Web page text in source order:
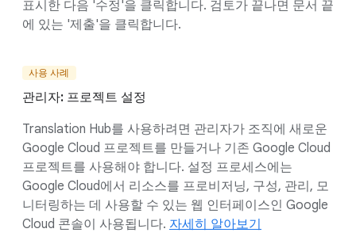
표시한 다음 '수정'을 클릭합니다. 검토가 끝나면 문서 끝
에 있는 '제출'을 클릭합니다.
사용 사례
관리자: 프로젝트 설정
Translation Hub를 사용하려면 관리자가 조직에 새로운
Google Cloud 프로젝트를 만들거나 기존 Google Cloud
프로젝트를 사용해야 합니다. 설정 프로세스에는
Google Cloud에서 리소스를 프로비저닝, 구성, 관리, 모
니터링하는 데 사용할 수 있는 웹 인터페이스인 Google
Cloud 콘솔이 사용됩니다. 자세히 알아보기